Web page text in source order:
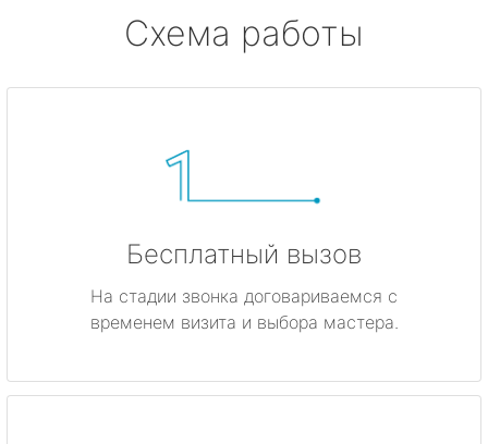
Схема работы
Бесплатный вызов
На стадии звонка договариваемся с
временем визита и выбора мастера.